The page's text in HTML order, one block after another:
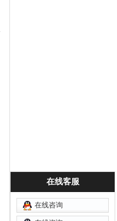
在线客服
在线咨询